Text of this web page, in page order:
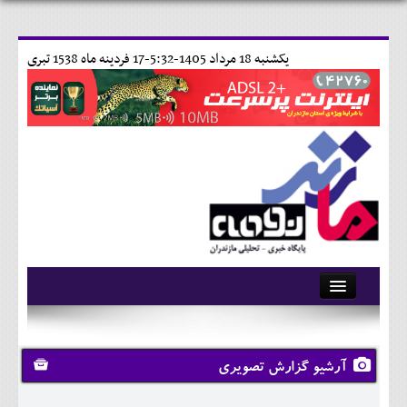
17 فردينه ماه 1538 تبری يکشنبه 18 مرداد 1405-5:32-
آرشیو
تماس با ما
وبلاگ
آرشیو گزارش تصویری